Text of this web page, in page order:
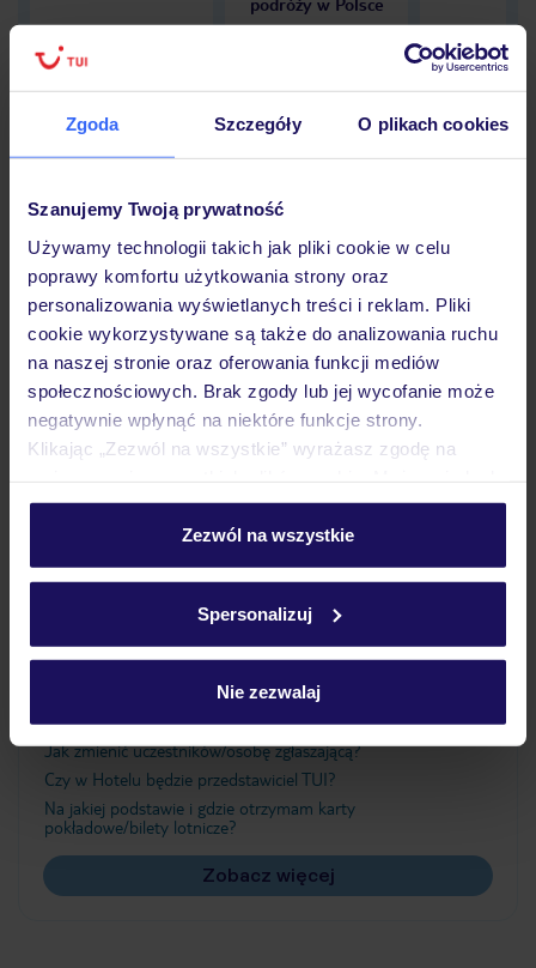
Zgoda Szczegóły O plikach cookies
Szanujemy Twoją prywatność
Używamy technologii takich jak pliki cookie w celu
poprawy komfortu użytkowania strony oraz
personalizowania wyświetlanych treści i reklam. Pliki
cookie wykorzystywane są także do analizowania ruchu
na naszej stronie oraz oferowania funkcji mediów
społecznościowych. Brak zgody lub jej wycofanie może
negatywnie wpłynąć na niektóre funkcje strony.
Klikając „Zezwól na wszystkie” wyrażasz zgodę na
personalizować swój wybór wchodząc w zakładkę
Szczegółowe informacje o plikach cookie znajdziesz
Zezwól na wszystkie
Spersonalizuj
Nie zezwalaj
Hotel
Opinie
Pokoje
Wyżywienie
Ważne informacje
Jak zmienić uczestników/osobę zgłaszającą?
Czy w Hotelu będzie przedstawiciel TUI?
Na jakiej podstawie i gdzie otrzymam karty
pokładowe/bilety lotnicze?
Zobacz więcej